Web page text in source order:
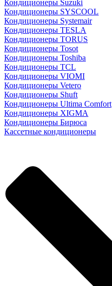
Кондиционеры Suzuki
Кондиционеры SYSCOOL
Кондиционеры Systemair
Кондиционеры TESLA
Кондиционеры TORUS
Кондиционеры Tosot
Кондиционеры Toshiba
Кондиционеры TCL
Кондиционеры VIOMI
Кондиционеры Vetero
Кондиционеры Shuft
Кондиционеры Ultima Comfort
Кондиционеры XIGMA
Кондиционеры Бирюса
Кассетные кондиционеры